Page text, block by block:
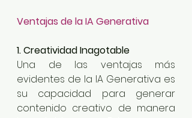
Ventajas de la IA Generativa
1. Creatividad Inagotable
Una de las ventajas más
evidentes de la IA Generativa es
su capacidad para generar
contenido creativo de manera